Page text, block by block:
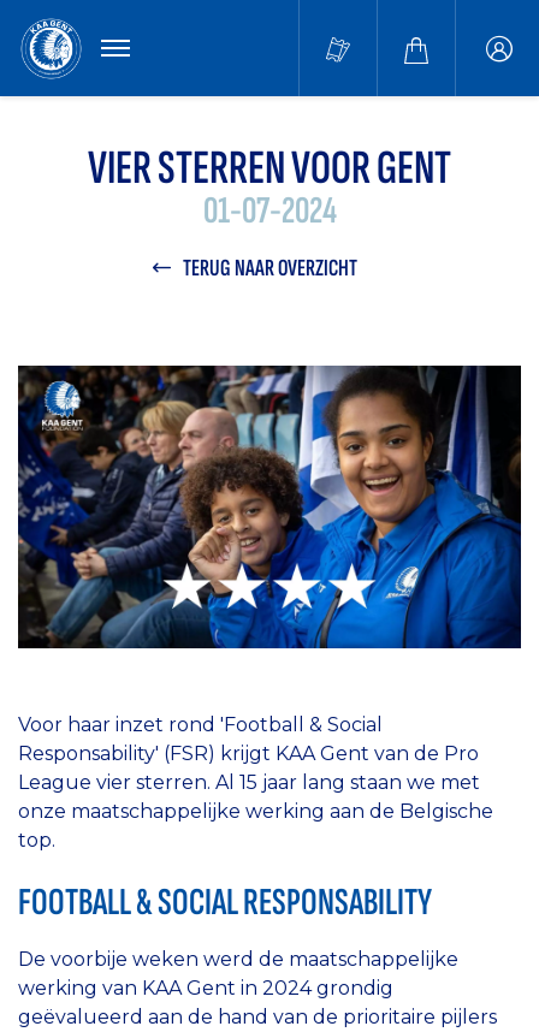
MENU
VIER STERREN VOOR GENT
01-07-2024
TERUG NAAR OVERZICHT
Voor haar inzet rond 'Football & Social
Responsability' (FSR) krijgt KAA Gent van de Pro
League vier sterren. Al 15 jaar lang staan we met
onze maatschappelijke werking aan de Belgische
top.
FOOTBALL & SOCIAL RESPONSABILITY
De voorbije weken werd de maatschappelijke
werking van KAA Gent in 2024 grondig
geëvalueerd aan de hand van de prioritaire pijlers